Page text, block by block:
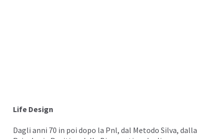
Life Design
Dagli anni 70 in poi dopo la Pnl, dal Metodo Silva, dalla